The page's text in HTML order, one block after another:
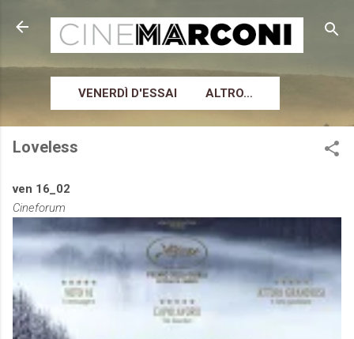
Passa ai contenuti principali
VENERDÌ D'ESSAI ALTRO…
Loveless
ven 16_02
Cineforum